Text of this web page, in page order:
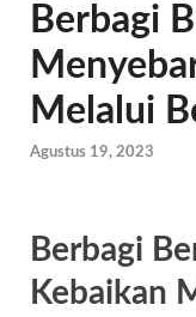
Berbagi
Melalui
Agustus 19, 2023
Berbagi
Kebaikan